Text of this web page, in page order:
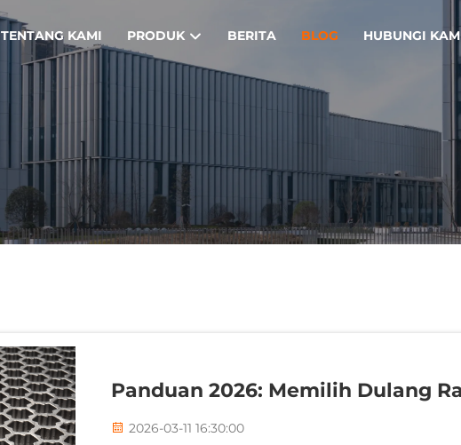
TENTANG KAMI PRODUK BERITA BLOG HUBUNGI
Panduan 2026: Memilih Dulang
2026-03-11 16:30:00